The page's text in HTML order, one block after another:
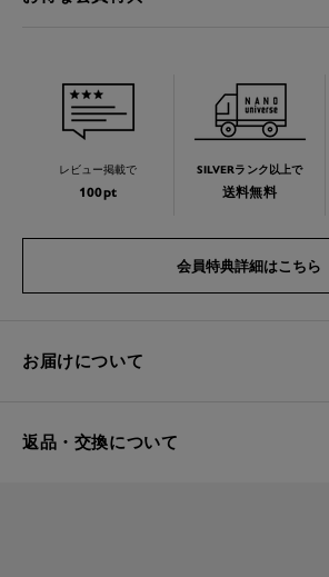
レビュー掲載で
100pt
SILVERランク以上で
送料無料
会員特典詳細はこちら
お届けについて
返品・交換について